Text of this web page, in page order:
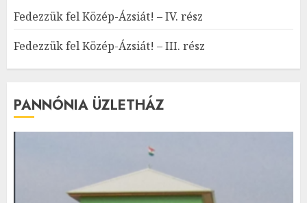
Fedezzük fel Közép-Ázsiát! – IV. rész
Fedezzük fel Közép-Ázsiát! – III. rész
PANNÓNIA ÜZLETHÁZ